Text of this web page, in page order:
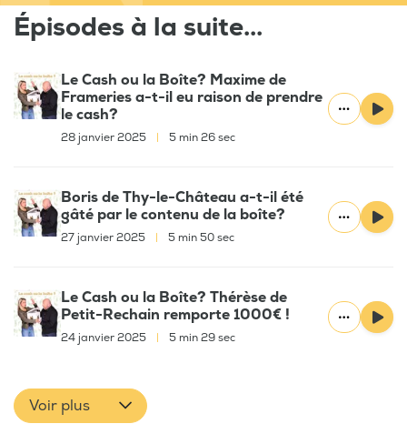
Épisodes à la suite...
Le Cash ou la Boîte? Maxime de
Frameries a-t-il eu raison de prendre
le cash?
28 janvier 2025 5 min 26 sec
Boris de Thy-le-Château a-t-il été
gâté par le contenu de la boîte?
27 janvier 2025 5 min 50 sec
Le Cash ou la Boîte? Thérèse de
Petit-Rechain remporte 1000€ !
24 janvier 2025 5 min 29 sec
Voir plus